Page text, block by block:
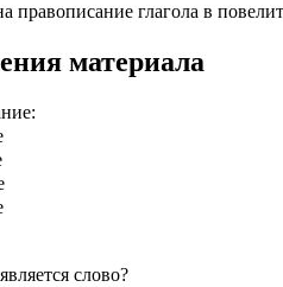
правописание глагола в
материала
слово?